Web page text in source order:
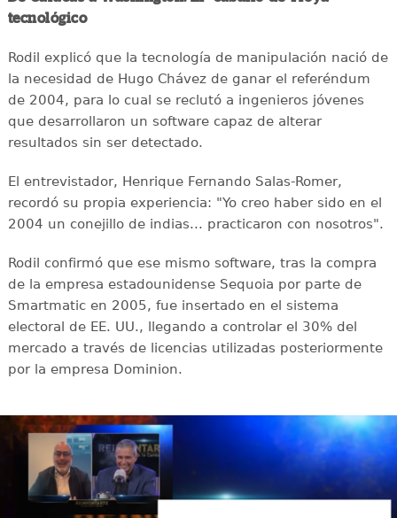
tecnológico
Rodil explicó que la tecnología de manipulación nació de
la necesidad de Hugo Chávez de ganar el referéndum
de 2004, para lo cual se reclutó a ingenieros jóvenes
que desarrollaron un software capaz de alterar
resultados sin ser detectado.
El entrevistador, Henrique Fernando Salas-Romer,
recordó su propia experiencia: "Yo creo haber sido en el
2004 un conejillo de indias... practicaron con nosotros".
Rodil confirmó que ese mismo software, tras la compra
de la empresa estadounidense Sequoia por parte de
Smartmatic en 2005, fue insertado en el sistema
electoral de EE. UU., llegando a controlar el 30% del
mercado a través de licencias utilizadas posteriormente
por la empresa Dominion.